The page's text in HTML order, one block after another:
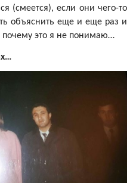
(смеется), если они чего-то
объяснить еще и еще раз и
почему это я не понимаю…